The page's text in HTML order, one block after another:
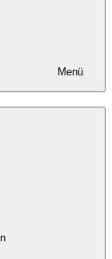
Menü